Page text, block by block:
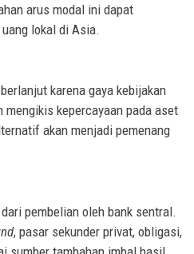
arus modal ini dapat
lokal di Asia.
karena gaya kebijakan
kepercayaan pada aset
akan menjadi pemenang
pembelian oleh bank sentral.
, pasar sekunder privat, obligasi,